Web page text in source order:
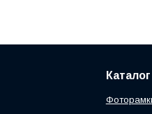
Каталог